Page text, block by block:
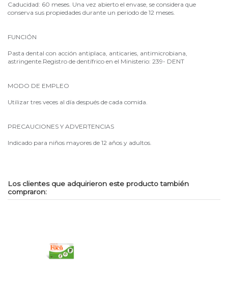
Caducidad: 60 meses. Una vez abierto el envase, se considera que
conserva sus propiedades durante un periodo de 12 meses.
FUNCIÓN
Pasta dental con acción antiplaca, anticaries, antimicrobiana,
astringente.Registro de dentífrico en el Ministerio: 239- DENT
MODO DE EMPLEO
Utilizar tres veces al día después de cada comida.
PRECAUCIONES Y ADVERTENCIAS
Indicado para niños mayores de 12 años y adultos.
Los clientes que adquirieron este producto también
compraron: